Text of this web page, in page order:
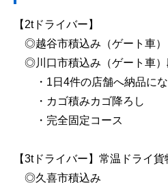
【2tドライバー】
◎越谷市積込み（ゲート車）
◎川口市積込み（ゲート車）
・1日4件の店舗へ納品にな
・カゴ積みカゴ降ろし
・完全固定コース
【3tドライバー】常温ドライ貨
◎久喜市積込み